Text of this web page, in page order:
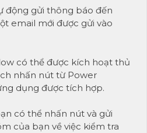
động gửi thông báo đến
email mới được gửi vào
có thể được kích hoạt thủ
nhấn nút từ Power
dụng được tích hợp.
có thể nhấn nút và gửi
của bạn về việc kiểm tra